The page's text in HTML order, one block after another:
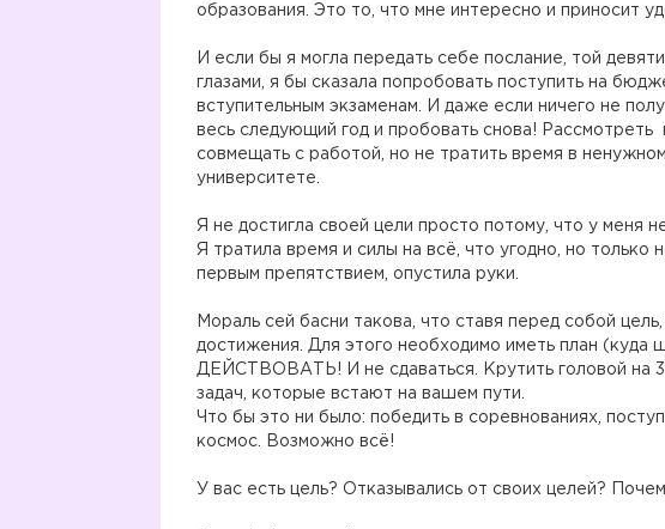
образования. Это то, что мне интересно и приносит
И если бы я могла передать себе послание, той
глазами, я бы сказала попробовать поступить на
вступительным экзаменам. И даже если ничего не
весь следующий год и пробовать снова! Рассмотреть
совмещать с работой, но не тратить время в
университете.
Я не достигла своей цели просто потому, что у меня
Я тратила время и силы на всё, что угодно, но только
первым препятствием, опустила руки.
Мораль сей басни такова, что ставя перед собой
достижения. Для этого необходимо иметь план (куда
ДЕЙСТВОВАТЬ! И не сдаваться. Крутить головой на
задач, которые встают на вашем пути.
Что бы это ни было: победить в соревнованиях,
космос. Возможно всё!
У вас есть цель? Отказывались от своих целей?